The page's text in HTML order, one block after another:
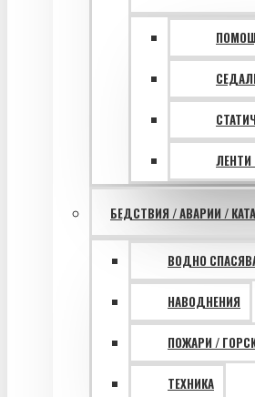
ЛЕНТИ
БЕДСТВИЯ / АВАРИИ /
ВОДНО
НАВОДНЕНИЯ
ПОЖАРИ /
ТЕХНИКА